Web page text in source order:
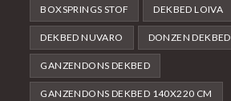
BOXSPRINGS STOF DEKBED LOIVA
DEKBED NUVARO DONZEN DEKBED
GANZENDONS DEKBED
GANZENDONS DEKBED 140X220 CM